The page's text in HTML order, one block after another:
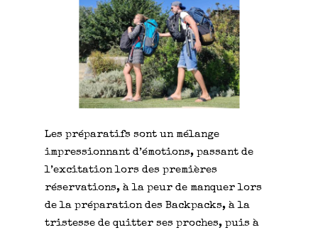
Les préparatifs sont un mélange
impressionnant d’émotions, passant de
l’excitation lors des premières
réservations, à la peur de manquer lors
de la préparation des Backpacks, à la
tristesse de quitter ses proches, puis à